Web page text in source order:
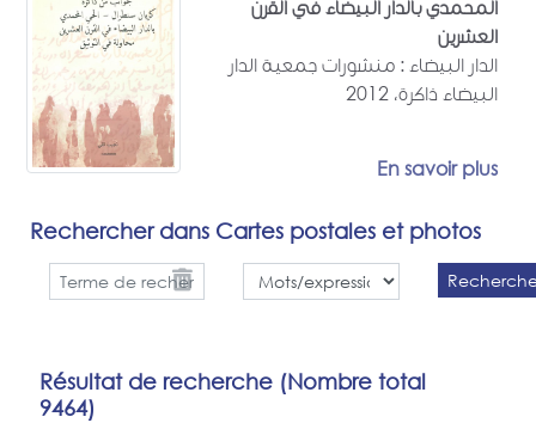
المحمدي بالدار البيضاء في القرن
العشرين
الدار البيضاء : منشورات جمعية الدار
البيضاء ذاكرة، 2012
En savoir plus
Rechercher dans Cartes postales et photos
Résultat de recherche (Nombre total
9464)